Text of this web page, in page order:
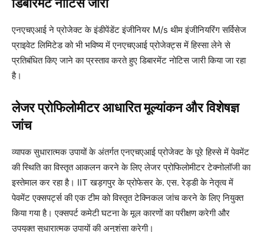
डिबारमेंट नोटिस जारी
एनएचएआई ने प्रोजेक्ट के इंडीपेंडेंट इंजीनियर M/s थीम इंजीनियरिंग सर्विसेज
प्राइवेट लिमिटेड को भी भविष्य में एनएचएआई प्रोजेक्ट्स में हिस्सा लेने से
प्रतिबंधित किए जाने का प्रस्ताव करते हुए डिबारमेंट नोटिस जारी किया जा रहा
है।
लेजर प्रोफिलोमीटर आधारित मूल्यांकन और विशेषज्ञ
जांच
व्यापक सुधारात्मक उपायों के अंतर्गत एनएचएआई प्रोजेक्ट के पूरे हिस्से में पेवमेंट
की स्थिति का विस्तृत आकलन करने के लिए लेजर प्रोफिलोमीटर टेक्नोलॉजी का
इस्तेमाल कर रहा है। IIT खड़गपुर के प्रोफेसर के. एस. रेड्डी के नेतृत्व में
पेवमेंट एक्सपर्ट्स की एक टीम को विस्तृत टेक्निकल जांच करने के लिए नियुक्त
किया गया है। एक्सपर्ट कमेटी घटना के मूल कारणों का परीक्षण करेगी और
उपयुक्त सुधारात्मक उपायों की अनुशंसा करेगी।